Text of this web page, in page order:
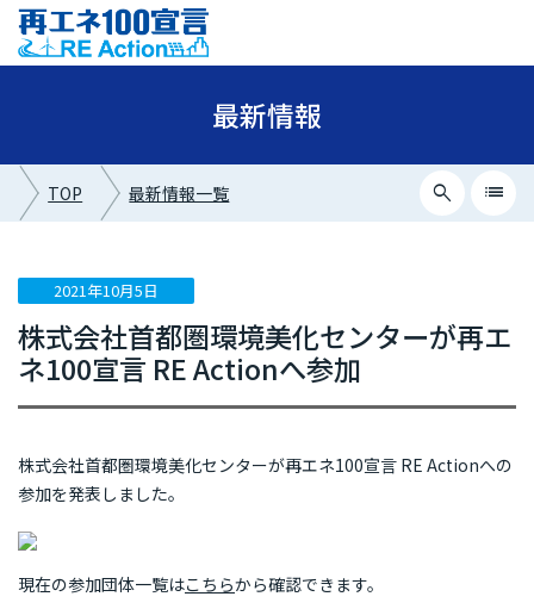
最新情報
TOP 最新情報一覧 search list
最新情報カテゴリー
ニュース
イベント情報
メディア掲載
再エネ100宣言 RE Action の最新情報
新規参加団体のお知らせ
RE Actionからのお知らせ
2021年10月5日
株式会社首都圏環境美化センターが再エ
ネ100宣言 RE Actionへ参加
株式会社首都圏環境美化センターが再エネ100宣言 RE Actionへの
参加を発表しました。
現在の参加団体一覧はこちらから確認できます。